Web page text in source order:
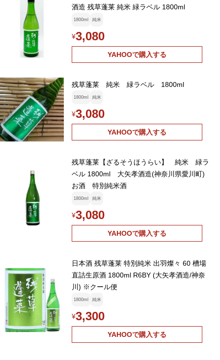
酒造 残草蓬莱 純米 緑ラベル 1800ml
1800ml 純米
¥3,080
YAHOOで購入する
残草蓬莱 純米 緑ラベル 1800ml
1800ml 純米
¥3,080
YAHOOで購入する
残草蓬莱【ざるそうほうらい】 純米 緑ラ
ベル 1800ml 大矢孝酒造(神奈川県愛川町)
お酒 特別純米酒
1800ml 純米
¥3,080
YAHOOで購入する
日本酒 残草蓬莱 特別純米 出羽燦々 60 槽場
直詰生原酒 1800ml R6BY (大矢孝酒造/神奈
川) ※クール便
1800ml 純米
¥3,300
YAHOOで購入する